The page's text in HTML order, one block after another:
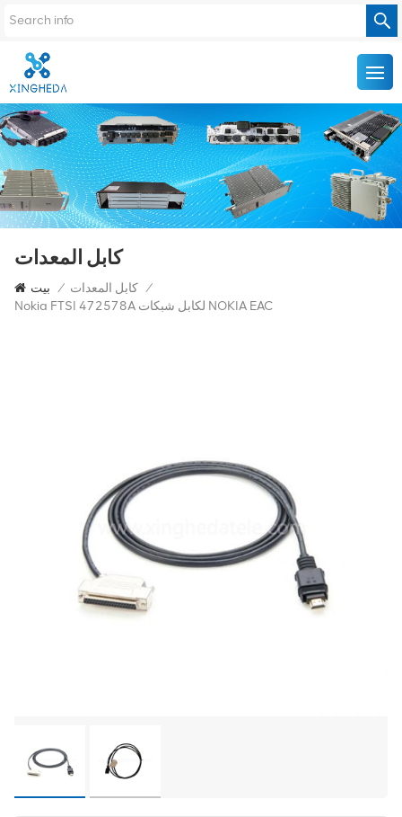
كابل المعدات
بيت / كابل المعدات /
Nokia FTSI 472578A لكابل شبكات NOKIA EAC